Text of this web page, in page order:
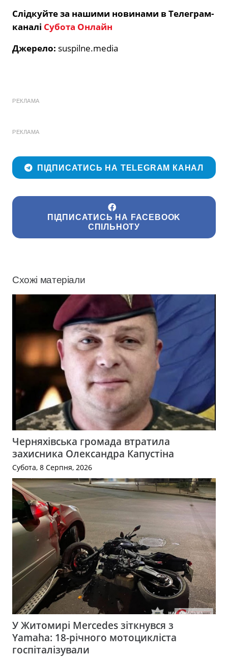
Слідкуйте за нашими новинами в Телеграм-
каналі Субота Онлайн
Джерело: suspilne.media
РЕКЛАМА
РЕКЛАМА
ПІДПИСАТИСЬ НА TELEGRAM КАНАЛ
ПІДПИСАТИСЬ НА FACEBOOK
СПІЛЬНОТУ
Схожі матеріали
Черняхівська громада втратила
захисника Олександра Капустіна
Субота, 8 Серпня, 2026
У Житомирі Mercedes зіткнувся з
Yamaha: 18-річного мотоцикліста
госпіталізували